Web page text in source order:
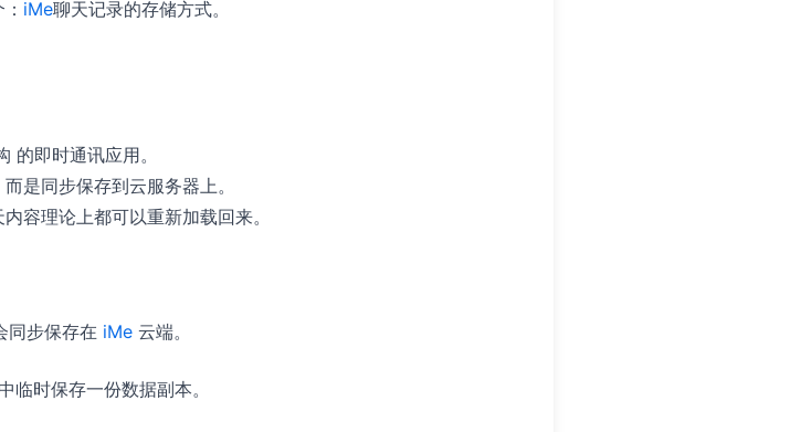
iMe聊天记录的存储方式。
的即时通讯应用。
是同步保存到云服务器上。
容理论上都可以重新加载回来。
同步保存在 iMe 云端。
时保存一份数据副本。